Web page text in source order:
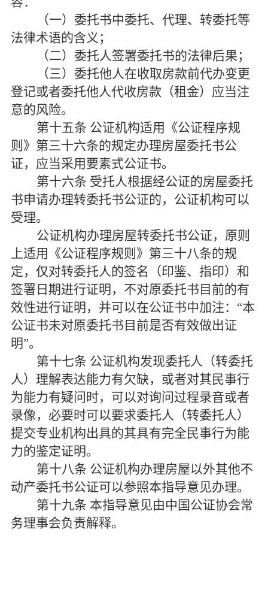
（一）委托书中委托、代理、转委托等
法律术语的含义；
（二）委托人签署委托书的法律后果；
（三）委托他人在收取房款前代办变更
登记或者委托他人代收房款（租金）应当注
意的风险。
第十五条 公证机构适用《公证程序规
则》第三十六条的规定办理房屋委托书公
证，应当采用要素式公证书。
第十六条 受托人根据经公证的房屋委托
书申请办理转委托书公证的，公证机构可以
受理。
公证机构办理房屋转委托书公证，原则
上适用《公证程序规则》第三十八条的规
定，仅对转委托人的签名（印鉴、指印）和
签署日期进行证明，不对原委托书目前的有
效性进行证明，并可以在公证书中加注： “本
公证书未对原委托书目前是否有效做出证
明”。
第十七条 公证机构发现委托人（转委托
人）理解表达能力有欠缺，或者对其民事行
为能力有疑问时，可以对询问过程录音或者
录像，必要时可以要求委托人（转委托人）
提交专业机构出具的其具有完全民事行为能
力的鉴定证明。
第十八条 公证机构办理房屋以外其他不
动产委托书公证可以参照本指导意见办理。
第十九条 本指导意见由中国公证协会常
务理事会负责解释。